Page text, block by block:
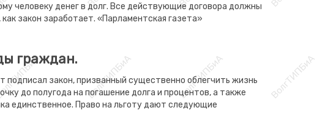
человеку денег в долг. Все действующие договора должны
закон заработает. «Парламентская газета»
граждан.
подписал закон, призванный существенно облегчить жизнь
до полугода на погашение долга и процентов, а также
единственное. Право на льготу дают следующие